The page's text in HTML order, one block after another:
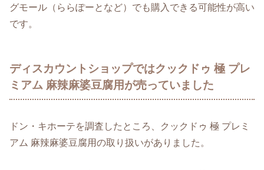
グモール（ららぽーとなど）でも購入できる可能性が高い
です。
ディスカウントショップではクックドゥ 極 プレ
ミアム 麻辣麻婆豆腐用が売っていました
ドン・キホーテを調査したところ、クックドゥ 極 プレミ
アム 麻辣麻婆豆腐用の取り扱いがありました。